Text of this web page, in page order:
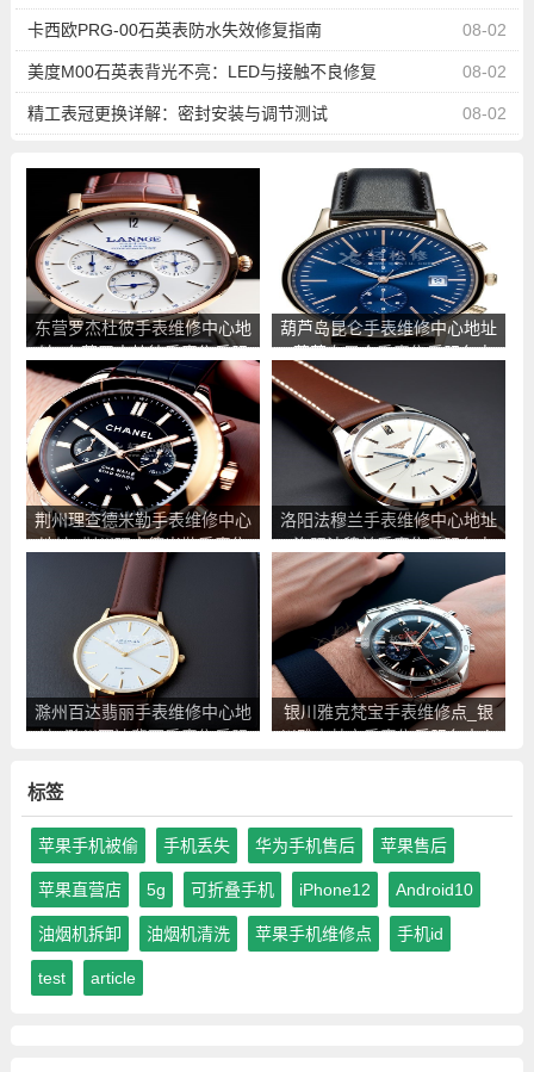
08-02
卡西欧PRG-00石英表防水失效修复指南
08-02
美度M00石英表背光不亮：LED与接触不良修复
08-02
精工表冠更换详解：密封安装与调节测试
东营罗杰杜彼手表维修中心地
址_东营罗杰杜彼手表售后服
务点查询
葫芦岛昆仑手表维修中心地址
_葫芦岛昆仑手表售后服务点
荆州理查德米勒手表维修中心
地址_荆州理查德米勒手表售
后服务点查询
洛阳法穆兰手表维修中心地址
_洛阳法穆兰手表售后服务点
查询
滁州百达翡丽手表维修中心地
址_滁州百达翡丽手表售后服
银川雅克梵宝手表维修点_银
川雅克梵宝手表售后服务中心
标签
苹果手机被偷 手机丢失 华为手机售后 苹果售后
苹果直营店 5g 可折叠手机 iPhone12 Android10
油烟机拆卸 油烟机清洗 苹果手机维修点 手机id
test article